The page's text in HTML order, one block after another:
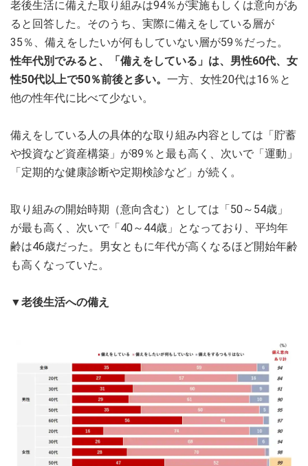
老後生活に備えた取り組みは94％が実施もしくは意向があ
ると回答した。そのうち、実際に備えをしている層が
35％、備えをしたいが何もしていない層が59％だった。
性年代別でみると、「備えをしている」は、男性60代、女
性50代以上で50％前後と多い。 一方、女性20代は16％と
他の性年代に比べて少ない。
備えをしている人の具体的な取り組み内容としては「貯蓄
や投資など資産構築」が89％と最も高く、次いで「運動」
「定期的な健康診断や定期検診など」が続く。
取り組みの開始時期（意向含む）としては「50～54歳」
が最も高く、次いで「40～44歳」となっており、平均年
齢は46歳だった。男女ともに年代が高くなるほど開始年齢
も高くなっていた。
▼老後生活への備え